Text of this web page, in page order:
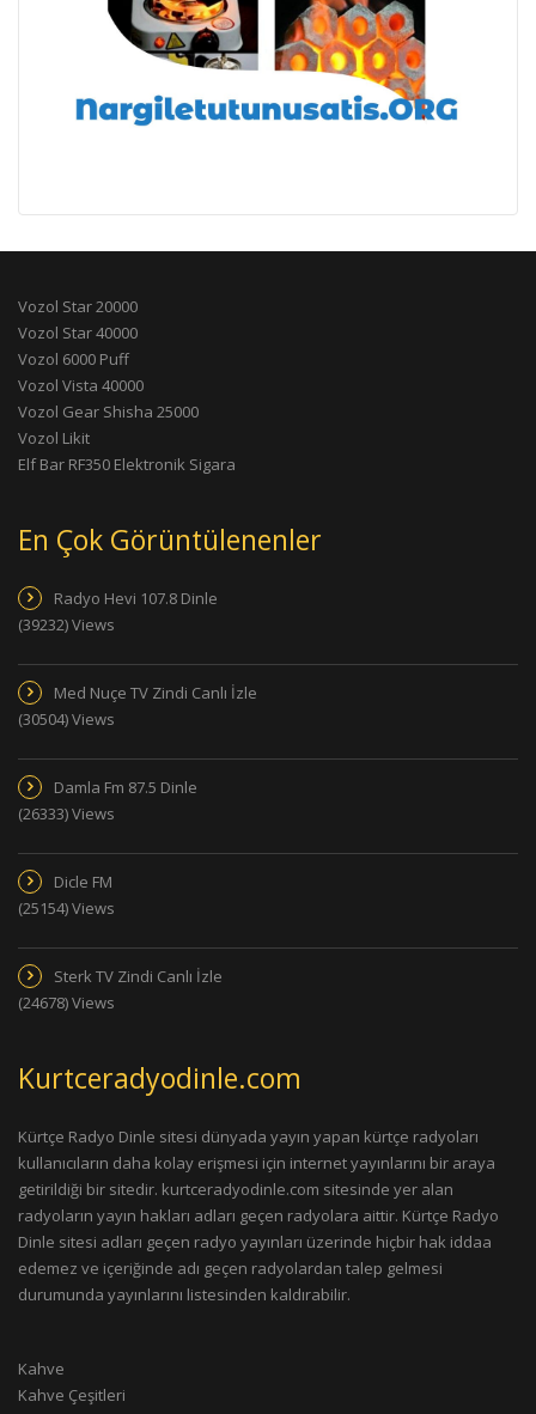
Vozol Star 20000
Vozol Star 40000
Vozol 6000 Puff
Vozol Vista 40000
Vozol Gear Shisha 25000
Vozol Likit
Elf Bar RF350 Elektronik Sigara
En Çok Görüntülenenler
Radyo Hevi 107.8 Dinle
(39232) Views
Med Nuçe TV Zindi Canlı İzle
(30504) Views
Damla Fm 87.5 Dinle
(26333) Views
Dicle FM
(25154) Views
Sterk TV Zindi Canlı İzle
(24678) Views
Kurtceradyodinle.com
Kürtçe Radyo Dinle sitesi dünyada yayın yapan kürtçe radyoları
kullanıcıların daha kolay erişmesi için internet yayınlarını bir araya
getirildiği bir sitedir. kurtceradyodinle.com sitesinde yer alan
radyoların yayın hakları adları geçen radyolara aittir. Kürtçe Radyo
Dinle sitesi adları geçen radyo yayınları üzerinde hiçbir hak iddaa
edemez ve içeriğinde adı geçen radyolardan talep gelmesi
durumunda yayınlarını listesinden kaldırabilir.
Kahve
Kahve Çeşitleri